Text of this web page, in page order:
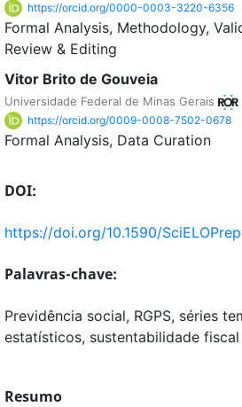
https://orcid.org/0000-0003-3220-6356
Formal Analysis Methodology
Review & Editing
Vitor Brito de Gouveia
Universidade Federal de Minas Gerais
https://orcid.org/0009-0008-7502-0678
Formal Analysis Data Curation
DOI:
https://doi.org/10.1590/
Palavras-chave:
Previdência social, RGPS, séries
estatísticos, sustentabilidade fiscal
Resumo